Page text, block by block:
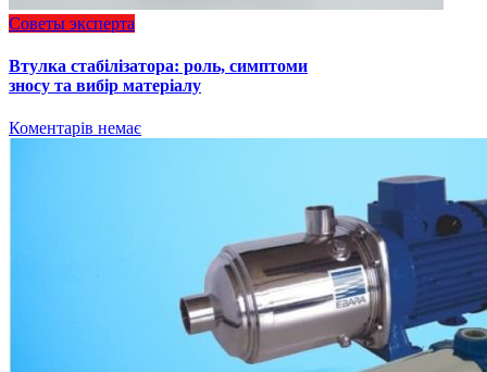
Советы эксперта
Втулка стабілізатора: роль, симптоми
зносу та вибір матеріалу
Коментарів немає